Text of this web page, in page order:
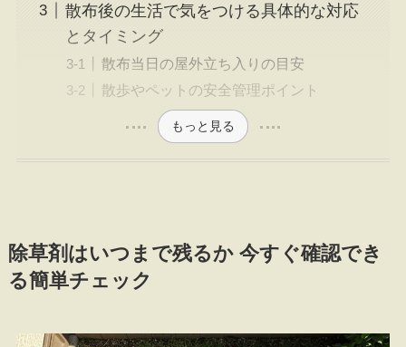
散布後の生活で気をつける具体的な対応
とタイミング
散布当日の屋外立ち入りの目安
散歩やペットの安全管理ポイント
もっと見る
除草剤はいつまで残るか 今すぐ確認でき
る簡単チェック